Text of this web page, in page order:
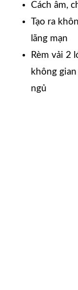
Cách âm,
Tạo ra
lãng mạn
Rèm vải 2
không
ngủ